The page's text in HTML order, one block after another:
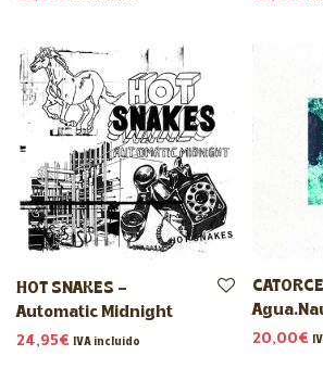
HOT SNAKES –
Automatic Midnight
24,95€ IVA incluido 20,00€